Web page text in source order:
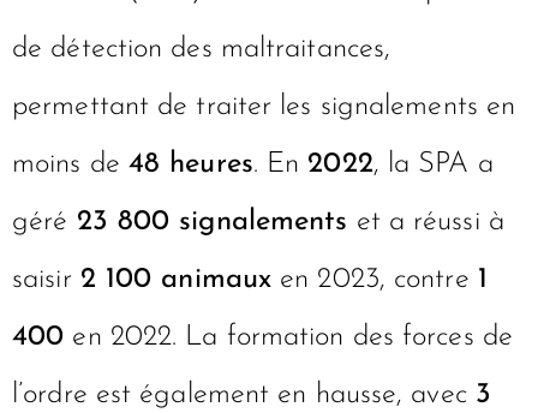
de détection des maltraitances,
permettant de traiter les signalements en
moins de 48 heures. En 2022, la SPA a
géré 23 800 signalements et a réussi à
saisir 2 100 animaux en 2023, contre 1
400 en 2022. La formation des forces de
l’ordre est également en hausse, avec 3